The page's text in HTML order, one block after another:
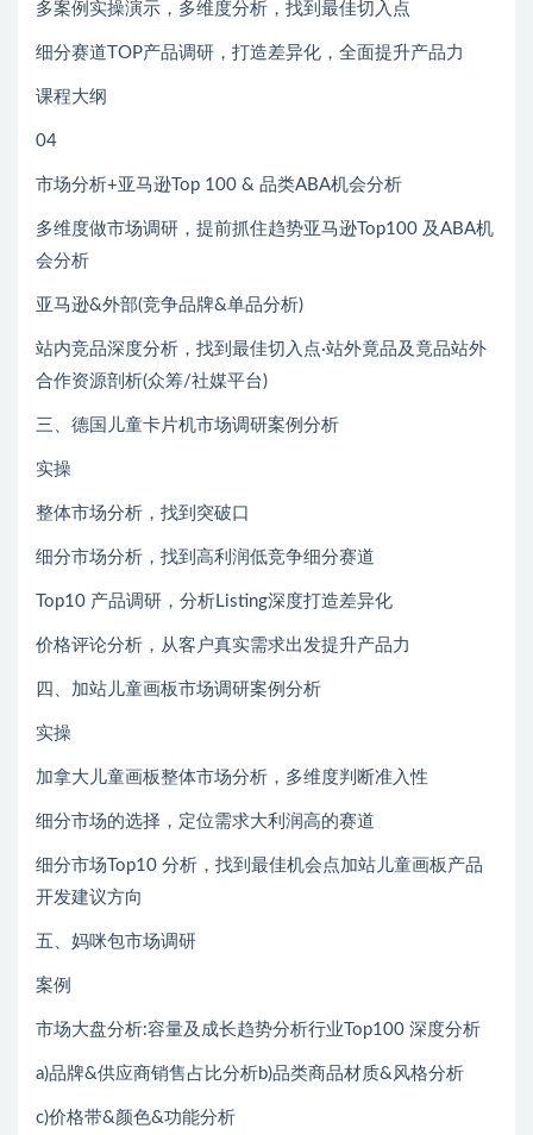
多案例实操演示，多维度分析，找到最佳切入点
细分赛道TOP产品调研，打造差异化，全面提升产品力
课程大纲
04
市场分析+亚马逊Top 100 & 品类ABA机会分析
多维度做市场调研，提前抓住趋势亚马逊Top100 及ABA机
会分析
亚马逊&外部(竞争品牌&单品分析)
站内竞品深度分析，找到最佳切入点·站外竟品及竟品站外
合作资源剖析(众筹/社媒平台)
三、德国儿童卡片机市场调研案例分析
实操
整体市场分析，找到突破口
细分市场分析，找到高利润低竞争细分赛道
Top10 产品调研，分析Listing深度打造差异化
价格评论分析，从客户真实需求出发提升产品力
四、加站儿童画板市场调研案例分析
实操
加拿大儿童画板整体市场分析，多维度判断准入性
细分市场的选择，定位需求大利润高的赛道
细分市场Top10 分析，找到最佳机会点加站儿童画板产品
开发建议方向
五、妈咪包市场调研
案例
市场大盘分析:容量及成长趋势分析行业Top100 深度分析
a)品牌&供应商销售占比分析b)品类商品材质&风格分析
c)价格带&颜色&功能分析